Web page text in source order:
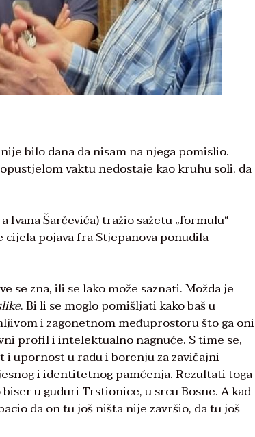
bilo dana da nisam na njega pomislio.
vaktu nedostaje kao kruhu soli, da
Ivana Šarčevića) tražio sažetu „formulu“
cijela pojava fra Stjepanova ponudila
se zna, ili se lako može saznati. Možda je
. Bi li se moglo pomišljati kako baš u
i zagonetnom međuprostoru što ga oni
profil i intelektualno nagnuće. S time se,
i upornost u radu i borenju za zavičajni
i identitetnog pamćenja. Rezultati toga
u guduri Trstionice, u srcu Bosne. A kad
da on tu još ništa nije završio, da tu još